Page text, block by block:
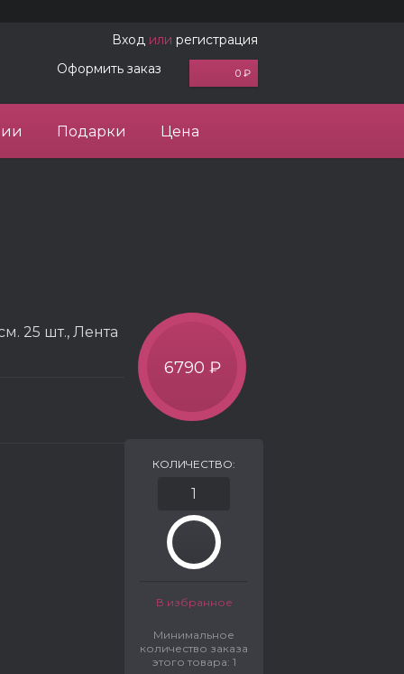
Вход или регистрация
0 ₽
Оформить заказ
Подарки Цена
25 шт., Лента
6790 ₽
КОЛИЧЕСТВО:
В избранное
Минимальное
количество заказа
этого товара: 1